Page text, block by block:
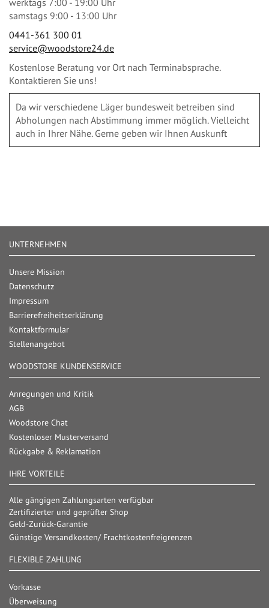
samstags 9:00 - 13:00 Uhr
0441-361 300 01
service@woodstore24.de
Kostenlose Beratung vor Ort nach Terminabsprache.
Kontaktieren Sie uns!
Da wir verschiedene Läger bundesweit betreiben sind
Abholungen nach Abstimmung immer möglich. Vielleicht
auch in Ihrer Nähe. Gerne geben wir Ihnen Auskunft
UNTERNEHMEN
Unsere Mission
Datenschutz
Impressum
Barrierefreiheitserklärung
Kontaktformular
Stellenangebot
WOODSTORE KUNDENSERVICE
Anregungen und Kritik
AGB
Woodstore Chat
Kostenloser Musterversand
Rückgabe & Reklamation
IHRE VORTEILE
Alle gängigen Zahlungsarten verfügbar
Zertifizierter und geprüfter Shop
Geld-Zurück-Garantie
Günstige Versandkosten/ Frachtkostenfreigrenzen
FLEXIBLE ZAHLUNG
Vorkasse
Überweisung